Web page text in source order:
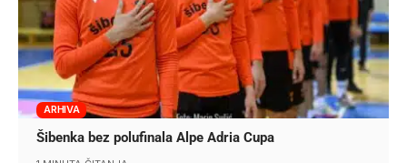
ARHIVA
Šibenka bez polufinala Alpe Adria Cupa